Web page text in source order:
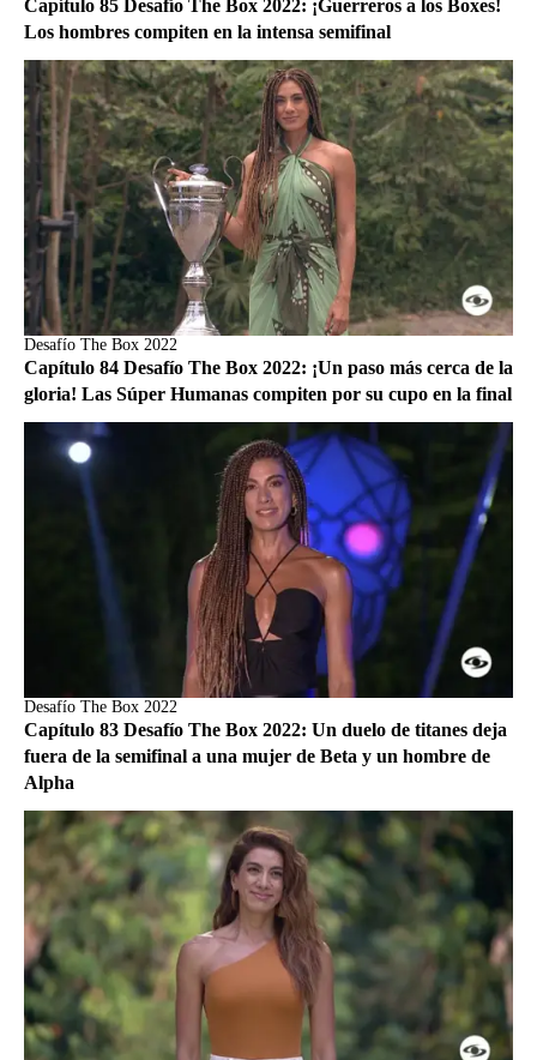
Capítulo 85 Desafío The Box 2022: ¡Guerreros a los Boxes!
Los hombres compiten en la intensa semifinal
Desafío The Box 2022
Capítulo 84 Desafío The Box 2022: ¡Un paso más cerca de la
gloria! Las Súper Humanas compiten por su cupo en la final
Desafío The Box 2022
Capítulo 83 Desafío The Box 2022: Un duelo de titanes deja
fuera de la semifinal a una mujer de Beta y un hombre de
Alpha